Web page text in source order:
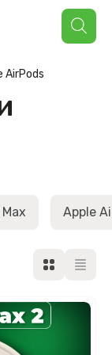
Поиск
товаров
AirPods
Apple